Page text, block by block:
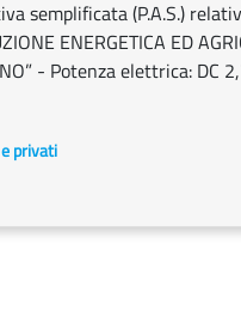
semplificata (P.A.S.)
ENERGETICA ED
- Potenza elettrica: DC
privati